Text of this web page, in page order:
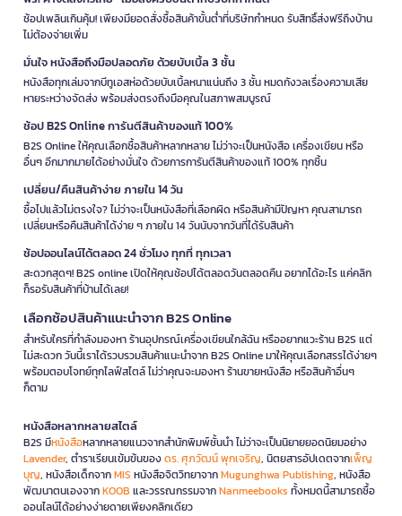
ช้อปเพลินเกินคุ้ม! เพียงมียอดสั่งซื้อสินค้าขั้นต่ำที่บริษัทกำหนด รับสิทธิ์ส่งฟรีถึงบ้าน
ไม่ต้องจ่ายเพิ่ม
มั่นใจ หนังสือถึงมือปลอดภัย ด้วยบับเบิ้ล 3 ชั้น
หนังสือทุกเล่มจากบีทูเอสห่อด้วยบับเบิ้ลหนาแน่นถึง 3 ชั้น หมดกังวลเรื่องความเสีย
หายระหว่างจัดส่ง พร้อมส่งตรงถึงมือคุณในสภาพสมบูรณ์
ช้อป B2S Online การันตีสินค้าของแท้ 100%
B2S Online ให้คุณเลือกซื้อสินค้าหลากหลาย ไม่ว่าจะเป็นหนังสือ เครื่องเขียน หรือ
อื่นๆ อีกมากมายได้อย่างมั่นใจ ด้วยการการันตีสินค้าของแท้ 100% ทุกชิ้น
เปลี่ยน/คืนสินค้าง่าย ภายใน 14 วัน
ซื้อไปแล้วไม่ตรงใจ? ไม่ว่าจะเป็นหนังสือที่เลือกผิด หรือสินค้ามีปัญหา คุณสามารถ
เปลี่ยนหรือคืนสินค้าได้ง่าย ๆ ภายใน 14 วันนับจากวันที่ได้รับสินค้า
ช้อปออนไลน์ได้ตลอด 24 ชั่วโมง ทุกที่ ทุกเวลา
สะดวกสุดๆ! B2S online เปิดให้คุณช้อปได้ตลอดวันตลอดคืน อยากได้อะไร แค่คลิก
ก็รอรับสินค้าที่บ้านได้เลย!
เลือกช้อปสินค้าแนะนำจาก B2S Online
สำหรับใครที่กำลังมองหา ร้านอุปกรณ์เครื่องเขียนใกล้ฉัน หรืออยากแวะร้าน B2S แต่
ไม่สะดวก วันนี้เราได้รวบรวมสินค้าแนะนำจาก B2S Online มาให้คุณเลือกสรรได้ง่ายๆ
พร้อมตอบโจทย์ทุกไลฟ์สไตล์ ไม่ว่าคุณจะมองหา ร้านขายหนังสือ หรือสินค้าอื่นๆ
ก็ตาม
หนังสือหลากหลายสไตล์
B2S มีหนังสือหลากหลายแนวจากสำนักพิมพ์ชั้นนำ ไม่ว่าจะเป็นนิยายยอดนิยมอย่าง
Lavender, ตำราเรียนเข้มข้นของดร. ศุภวัฒน์ พุกเจริญ, นิตยสารอัปเดตจากเพ็ญ
บุญ, หนังสือเด็กจากMIS หนังสือจิตวิทยาจากMugunghwa Publishing, หนังสือ
พัฒนาตนเองจากKOOB และวรรณกรรมจากNanmeebooks ทั้งหมดนี้สามารถซื้อ
ออนไลน์ได้อย่างง่ายดายเพียงคลิกเดียว